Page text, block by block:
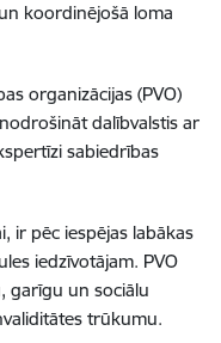
koordinējošā loma
organizācijas (PVO)
dalībvalstis ar
sabiedrības
ir pēc iespējas labākas
iedzīvotājam. PVO
garīgu un sociālu
trūkumu.